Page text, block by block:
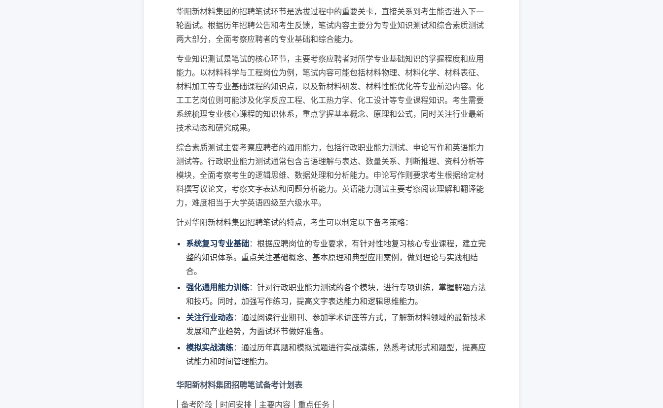
华阳新材料集团的招聘笔试环节是选拔过程中的重要关卡，直接关系到考生能否进入下一
轮面试。根据历年招聘公告和考生反馈，笔试内容主要分为专业知识测试和综合素质测试
两大部分，全面考察应聘者的专业基础和综合能力。
专业知识测试是笔试的核心环节，主要考察应聘者对所学专业基础知识的掌握程度和应用
能力。以材料科学与工程岗位为例，笔试内容可能包括材料物理、材料化学、材料表征、
材料加工等专业基础课程的知识点，以及新材料研发、材料性能优化等专业前沿内容。化
工工艺岗位则可能涉及化学反应工程、化工热力学、化工设计等专业课程知识。考生需要
系统梳理专业核心课程的知识体系，重点掌握基本概念、原理和公式，同时关注行业最新
技术动态和研究成果。
综合素质测试主要考察应聘者的通用能力，包括行政职业能力测试、申论写作和英语能力
测试等。行政职业能力测试通常包含言语理解与表达、数量关系、判断推理、资料分析等
模块，全面考察考生的逻辑思维、数据处理和分析能力。申论写作则要求考生根据给定材
料撰写议论文，考察文字表达和问题分析能力。英语能力测试主要考察阅读理解和翻译能
力，难度相当于大学英语四级至六级水平。
针对华阳新材料集团招聘笔试的特点，考生可以制定以下备考策略：
系统复习专业基础：根据应聘岗位的专业要求，有针对性地复习核心专业课程，建立完
整的知识体系。重点关注基础概念、基本原理和典型应用案例，做到理论与实践相结
合。
强化通用能力训练：针对行政职业能力测试的各个模块，进行专项训练，掌握解题方法
和技巧。同时，加强写作练习，提高文字表达能力和逻辑思维能力。
关注行业动态：通过阅读行业期刊、参加学术讲座等方式，了解新材料领域的最新技术
发展和产业趋势，为面试环节做好准备。
模拟实战演练：通过历年真题和模拟试题进行实战演练，熟悉考试形式和题型，提高应
试能力和时间管理能力。
华阳新材料集团招聘笔试备考计划表
| 备考阶段 | 时间安排 | 主要内容 | 重点任务 |